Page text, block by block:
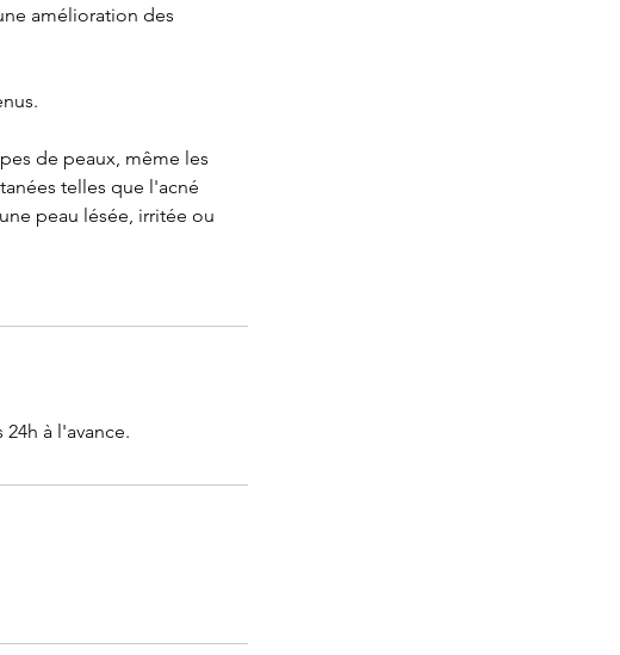
amélioration des
de peaux, même les
telles que l'acné
peau lésée, irritée ou
à l'avance.